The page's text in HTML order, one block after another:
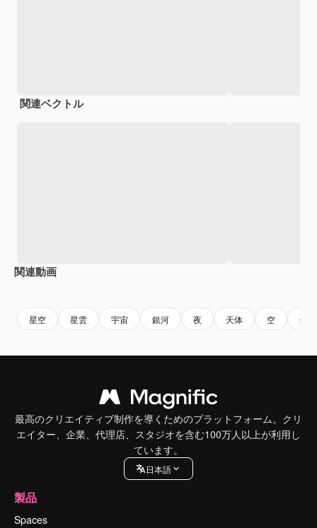
関連ベクトル
関連動画
星空 星雲 宇宙 銀河 夜 天体 空 銀
最高のクリエイティブ制作を導くためのプラットフォーム。クリ
エイター、企業、代理店、スタジオを含む100万人以上が利用し
ています。
日本語
製品
Spaces